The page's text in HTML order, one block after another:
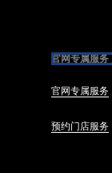
官网专属服务
官网专属服务
预约门店服务